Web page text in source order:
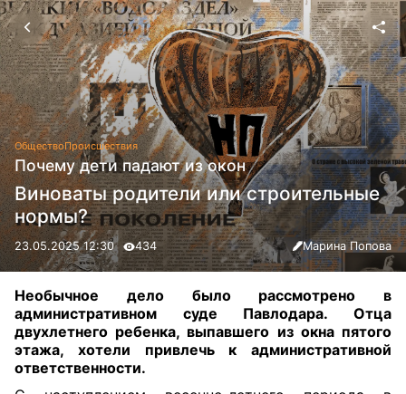
ОбществоПроисшествия
Почему дети падают из окон
Виноваты родители или строительные
нормы?
23.05.2025 12:30 434 Марина Попова
Необычное дело было рассмотрено в
административном суде Павлодара. Отца
двухлетнего ребенка, выпавшего из окна пятого
этажа, хотели привлечь к административной
ответственности.